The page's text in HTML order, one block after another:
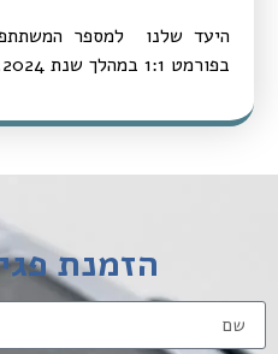
היעד שלנו למספר
בפורמט 1:1 במהלך שנת 2024.
הזמנת